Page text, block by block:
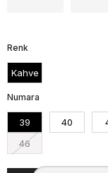
Renk
Kahve
Numara
39 40
46